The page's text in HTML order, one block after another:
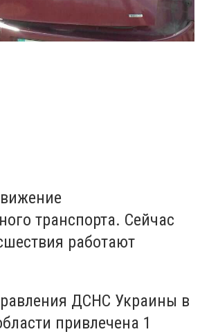
транспорта. Сейчас
работают
ДСНС Украины в
привлечена 1